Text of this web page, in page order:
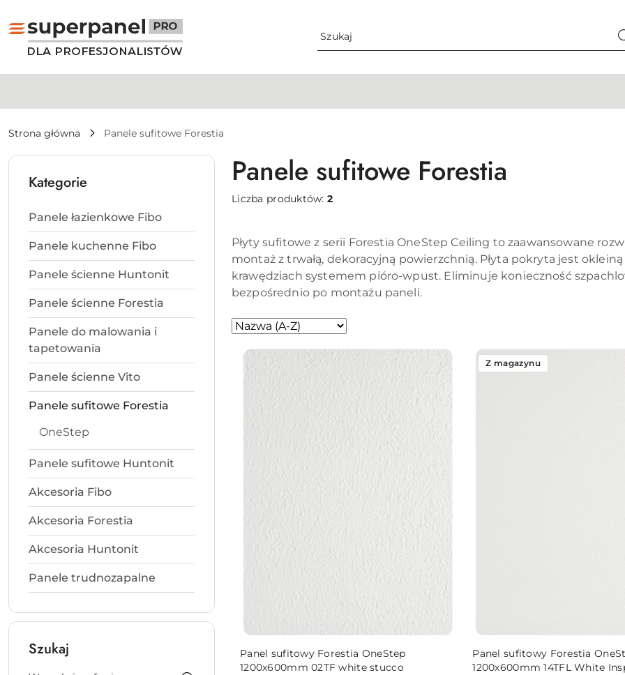
Strona główna Panele sufitowe Forestia
Kategorie
Panele łazienkowe Fibo
Panele kuchenne Fibo
Panele ścienne Huntonit
Panele ścienne Forestia
Panele do malowania i
tapetowania
Panele ścienne Vito
Panele sufitowe Forestia
OneStep
Panele sufitowe Huntonit
Akcesoria Fibo
Akcesoria Forestia
Akcesoria Huntonit
Panele trudnozapalne
Szukaj
Panele sufitowe Forestia
Liczba produktów:2
Płyty sufitowe z serii Forestia OneStep Ceiling to zaawansowane
montaż z trwałą, dekoracyjną powierzchnią. Płyta pokryta jest
krawędziach systemem pióro-wpust. Eliminuje konieczność
bezpośrednio po montażu paneli.
Zastosowano
Nazwa
Sortuj
Panel sufitowy Forestia OneStep
1200x600mm 02TF white stucco
Panel sufitowy Forestia
1200x600mm 14TFL White
Z magazynu